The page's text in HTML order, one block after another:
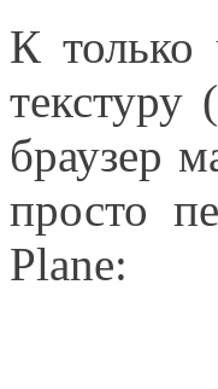
К только
браузер
просто
Plane: